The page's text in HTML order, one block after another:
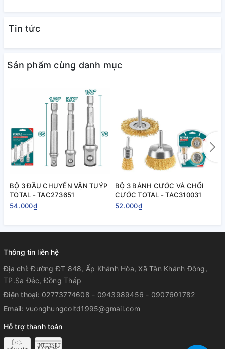
Tin tức
Sản phẩm cùng danh mục
BỘ 3 ĐẦU CHUYỂN VẶN TUÝP
TOTAL - TAC273651
54.000₫
BỘ 3 BÁNH CƯỚC VÀ CHỔI
CƯỚC TOTAL - TAC310031
52.000₫
Thông tin liên hệ
Địa chỉ:Đường ĐT 848, Ấp Khánh Hòa, Xã Tân Khánh Đông,
TP.Sa Đéc, Đồng Tháp
Điện thoại: 02773774608 - 0943989456 - 0907601782
Email: vuonghungcoltd1995@gmail.com
Hỗ trợ thanh toán